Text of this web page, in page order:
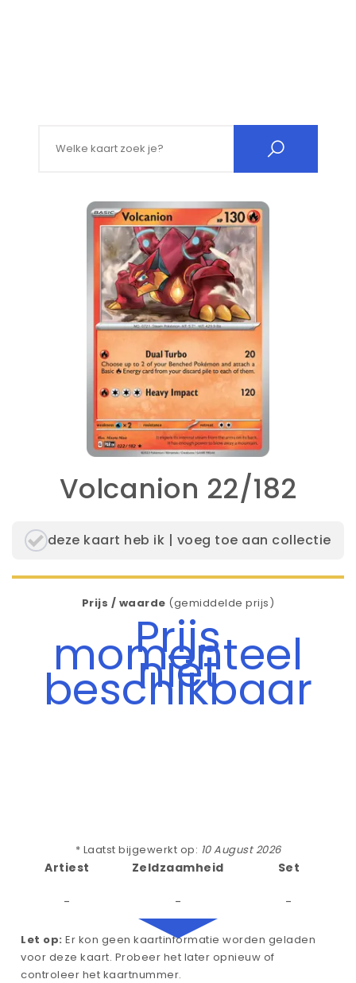
Volcanion 22/182
deze kaart heb ik | voeg toe aan collectie
Prijs / waarde (gemiddelde prijs)
Prijs
momenteel
niet
beschikbaar
* Laatst bijgewerkt op: 10 August 2026
Artiest
-
Zeldzaamheid
-
Set
-
Let op: Er kon geen kaartinformatie worden geladen
voor deze kaart. Probeer het later opnieuw of
controleer het kaartnummer.